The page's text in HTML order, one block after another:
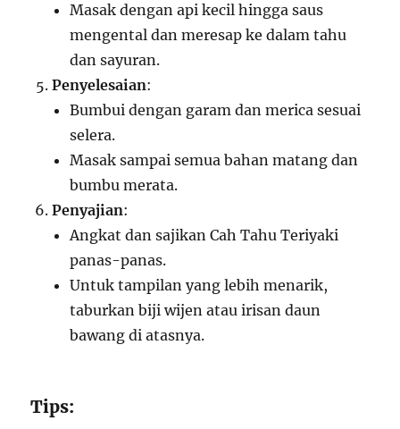
Masak dengan api kecil hingga saus
mengental dan meresap ke dalam tahu
dan sayuran.
Penyelesaian:
Bumbui dengan garam dan merica sesuai
selera.
Masak sampai semua bahan matang dan
bumbu merata.
Penyajian:
Angkat dan sajikan Cah Tahu Teriyaki
panas-panas.
Untuk tampilan yang lebih menarik,
taburkan biji wijen atau irisan daun
bawang di atasnya.
Tips: